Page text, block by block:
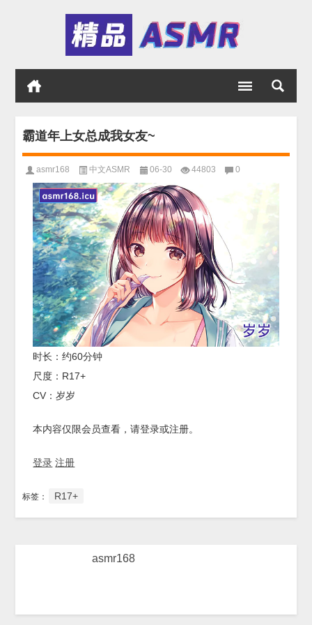
霸道年上女总成我女友~
asmr168 中文ASMR 06-30 44803 0
时长：约60分钟
尺度：R17+
CV：岁岁
本内容仅限会员查看，请登录或注册。
登录 注册
标签： R17+
asmr168